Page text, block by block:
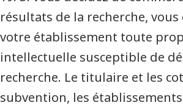
résultats de la recherche,
votre établissement toute
intellectuelle susceptible de
recherche. Le titulaire et les
subvention, les